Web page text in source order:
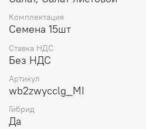
Комплектация
Семена 15шт
Ставка НДС
Без НДС
Артикул
wb2zwycclg_MI
Гибрид
Да